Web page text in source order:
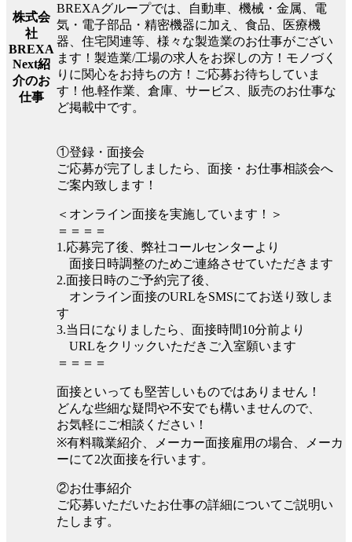
株式会
社
BREXA
Next紹
介のお
仕事
BREXAグループでは、自動車、機械・金属、電
気・電子部品・精密機器に加え、食品、医療機
器、住宅関連等、様々な製造業のお仕事がござい
ます！製造業/工場の求人をお探しの方！モノづく
りに関心をお持ちの方！ご応募お待ちしていま
す！他.軽作業、倉庫、サービス、販売のお仕事な
ど掲載中です。
①登録・面接会
ご応募が完了しましたら、面接・お仕事相談会へ
ご案内致します！
＜オンライン面接を実施しています！＞
＝＝＝＝
1.応募完了後、弊社コールセンターより
面接日時調整のためご連絡させていただきます
2.面接日時のご予約完了後、
オンライン面接のURLをSMSにてお送り致しま
す
3.当日になりましたら、面接時間10分前より
URLをクリックいただきご入室願います
＝＝＝＝
面接といっても堅苦しいものではありません！
どんな些細な疑問や不安でも構いませんので、
お気軽にご相談ください！
※有料職業紹介、メーカー面接雇用の場合、メーカ
ーにて2次面接を行います。
②お仕事紹介
ご応募いただいたお仕事の詳細についてご説明い
たします。